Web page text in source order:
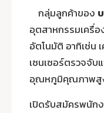
กลุ่มลูกค้าของ
อุตสาหกรรมเครื่
อัตโนมัติ อาทิเช่น
เซนเซอร์ตรวจจับ
อุณหภูมิคุณภาพสู
เปิดรับสมัครพนัก